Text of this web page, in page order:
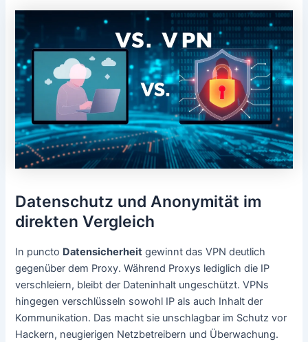
Datenschutz und Anonymität im
direkten Vergleich
In puncto Datensicherheit gewinnt das VPN deutlich
gegenüber dem Proxy. Während Proxys lediglich die IP
verschleiern, bleibt der Dateninhalt ungeschützt. VPNs
hingegen verschlüsseln sowohl IP als auch Inhalt der
Kommunikation. Das macht sie unschlagbar im Schutz vor
Hackern, neugierigen Netzbetreibern und Überwachung.